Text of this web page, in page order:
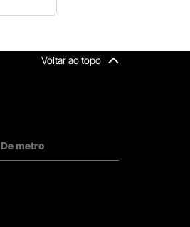
Voltar ao topo
De metro